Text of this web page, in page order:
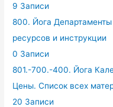
9 Записи
800. Йога
ресурсов и инструкции
0 Записи
801.-700.-400. Йога
Цены. Список всех
20 Записи